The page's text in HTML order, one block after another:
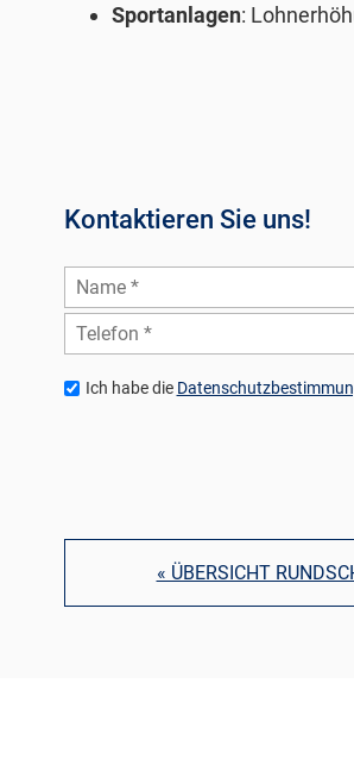
Sportanlagen:
Kontaktieren Sie uns!
Ich habe die
« ÜBERSICHT